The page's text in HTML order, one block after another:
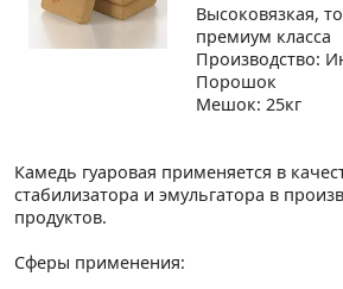
Высоковязкая,
премиум класса
Производство:
Порошок
Мешок: 25кг
Камедь гуаровая применяется в
стабилизатора и эмульгатора в
продуктов.
Сферы применения: